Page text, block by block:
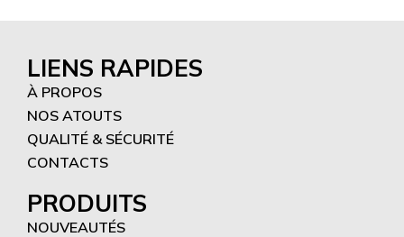
LIENS RAPIDES
À PROPOS
NOS ATOUTS
QUALITÉ & SÉCURITÉ
CONTACTS
PRODUITS
NOUVEAUTÉS